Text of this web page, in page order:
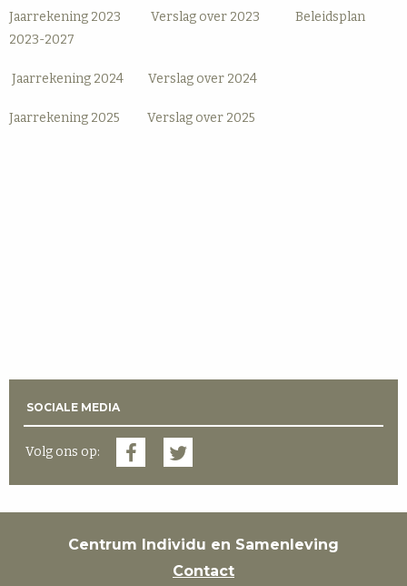
Jaarrekening 2023 Verslag over 2023
Beleidsplan
2023-2027
Jaarrekening 2024 Verslag over 2024
Jaarrekening 2025 Verslag over 2025
SOCIALE MEDIA
Volg ons op:
Centrum Individu en Samenleving
Contact